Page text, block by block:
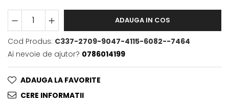
ADAUGA IN COS
Cod Produs: C337-2709-9047-4115-6082--7464
Ai nevoie de ajutor? 0786014199
ADAUGA LA FAVORITE
CERE INFORMATII